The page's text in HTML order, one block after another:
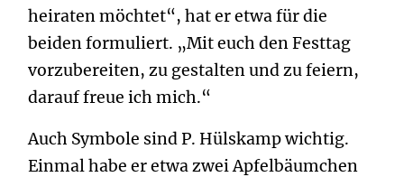
heiraten möchtet“, hat er etwa für die
beiden formuliert. „Mit euch den Festtag
vorzubereiten, zu gestalten und zu feiern,
darauf freue ich mich.“
Auch Symbole sind P. Hülskamp wichtig.
Einmal habe er etwa zwei Apfelbäumchen